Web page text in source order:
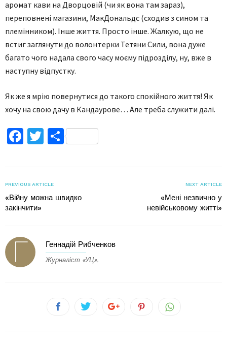
аромат кави на Дворцовій (чи як вона там зараз),
переповнені магазини, МакДональдс (сходив з сином та
племінником). Інше життя. Просто інше. Жалкую, що не
встиг заглянути до волонтерки Тетяни Сили, вона дуже
багато чого надала свого часу моєму підрозділу, ну, вже в
наступну відпустку.
Як же я мрію повернутися до такого спокійного життя! Як
хочу на свою дачу в Кандаурове… Але треба служити далі.
Facebook
TwitterПоділитися
PREVIOUS ARTICLE
«Війну можна швидко
закінчити»
NEXT ARTICLE
«Мені незвично у
невійськовому житті»
Геннадій Рибченков
Журналіст «УЦ».